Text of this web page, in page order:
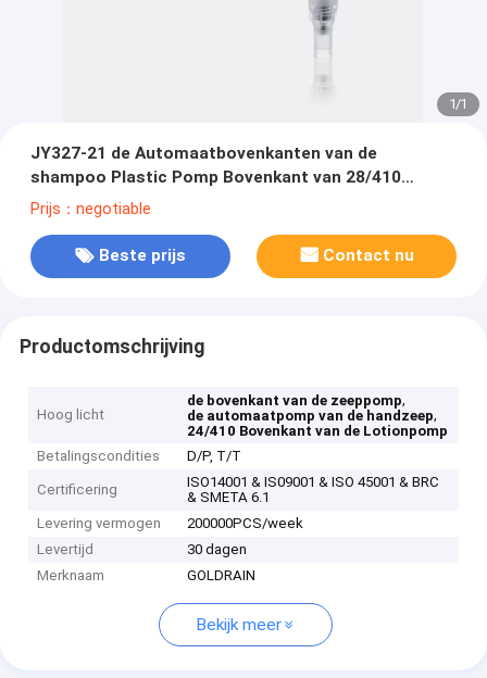
1/1
JY327-21 de Automaatbovenkanten van de
shampoo Plastic Pomp Bovenkant van 28/410
24/410 de Plastic Lotionpomp
Prijs：negotiable
Beste prijs Contact nu
Productomschrijving
Hoog licht
de bovenkant van de zeeppomp,
de automaatpomp van de handzeep,
24/410 Bovenkant van de Lotionpomp
Betalingscondities
D/P, T/T
Certificering
ISO14001 & IS09001 & ISO 45001 & BRC
& SMETA 6.1
Levering vermogen
200000PCS/week
Levertijd
30 dagen
Merknaam
GOLDRAIN
Bekijk meer